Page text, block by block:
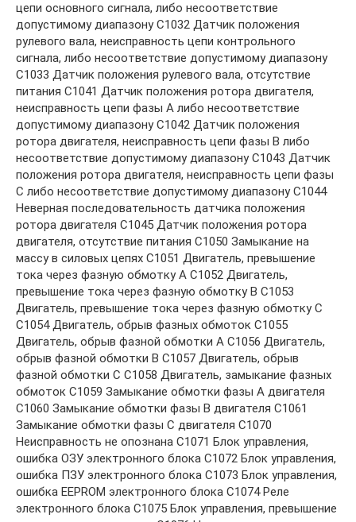
цепи основного сигнала, либо несоответствие
допустимому диапазону C1032 Датчик положения
рулевого вала, неисправность цепи контрольного
сигнала, либо несоответствие допустимому диапазону
C1033 Датчик положения рулевого вала, отсутствие
питания C1041 Датчик положения ротора двигателя,
неисправность цепи фазы А либо несоответствие
допустимому диапазону C1042 Датчик положения
ротора двигателя, неисправность цепи фазы В либо
несоответствие допустимому диапазону C1043 Датчик
положения ротора двигателя, неисправность цепи фазы
С либо несоответствие допустимому диапазону C1044
Неверная последовательность датчика положения
ротора двигателя C1045 Датчик положения ротора
двигателя, отсутствие питания C1050 Замыкание на
массу в силовых цепях C1051 Двигатель, превышение
тока через фазную обмотку А C1052 Двигатель,
превышение тока через фазную обмотку В C1053
Двигатель, превышение тока через фазную обмотку С
C1054 Двигатель, обрыв фазных обмоток C1055
Двигатель, обрыв фазной обмотки А C1056 Двигатель,
обрыв фазной обмотки В C1057 Двигатель, обрыв
фазной обмотки С C1058 Двигатель, замыкание фазных
обмоток C1059 Замыкание обмотки фазы А двигателя
C1060 Замыкание обмотки фазы В двигателя C1061
Замыкание обмотки фазы С двигателя C1070
Неисправность не опознана C1071 Блок управления,
ошибка ОЗУ электронного блока C1072 Блок управления,
ошибка ПЗУ электронного блока C1073 Блок управления,
ошибка ЕЕРROM электронного блока C1074 Реле
электронного блока C1075 Блок управления, превышение